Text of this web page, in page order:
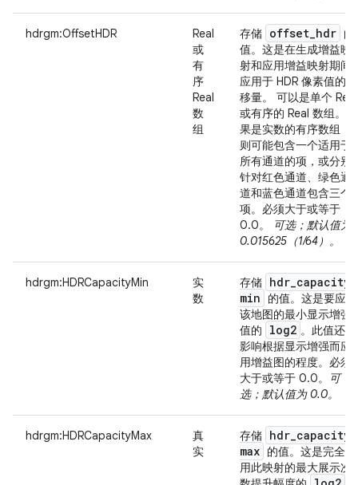
hdrgm:OffsetHDR
Real
或
有
序
Real
数
组
存储 offset_hdr 的
值。这是在生成增益映
射和应用增益映射期间
应用于 HDR 像素值的偏
移量。 可以是单个 Real
或有序的 Real 数组。如
果是实数的有序数组，
则可能包含一个适用于
所有通道的项，或分别
针对红色通道、绿色通
道和蓝色通道包含三个
项。必须大于或等于
0.0。
可选；默认值为
0.015625（1/64）。
hdrgm:HDRCapacityMin
实
数
存储 hdr_capacity
min
的值。这是要应用
该地图的最小显示增强
值的
log2 。此值还会
影响根据显示增强而应
用增益图的程度。必须
大于或等于 0.0。
可
选；默认值为 0.0。
hdrgm:HDRCapacityMax
真
实
存储 hdr_capacity
max 的值。这是完全应
用此映射的最大展示次